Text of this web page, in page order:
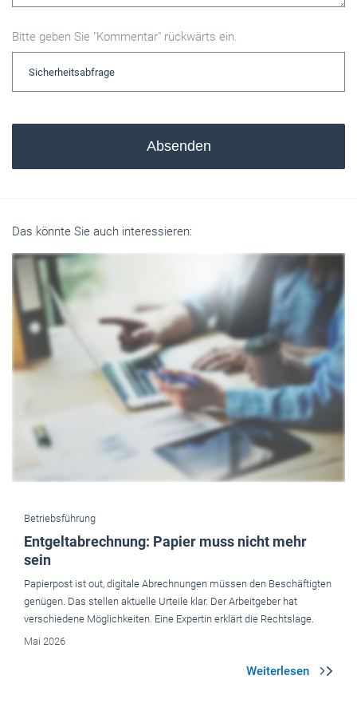
Bitte geben Sie "Kommentar" rückwärts ein.
Absenden
Das könnte Sie auch interessieren:
Betriebsführung
Entgeltabrechnung: Papier muss nicht mehr
sein
Papierpost ist out, digitale Abrechnungen müssen den Beschäftigten
genügen. Das stellen aktuelle Urteile klar. Der Arbeitgeber hat
verschiedene Möglichkeiten. Eine Expertin erklärt die Rechtslage.
Mai 2026